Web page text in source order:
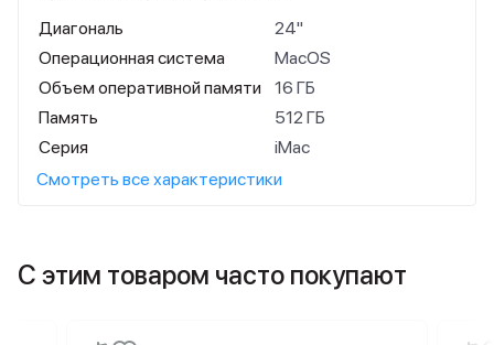
Диагональ
24"
Операционная система
MacOS
Объем оперативной памяти
16 ГБ
Память
512 ГБ
Серия
iMac
Смотреть все характеристики
С этим товаром часто покупают